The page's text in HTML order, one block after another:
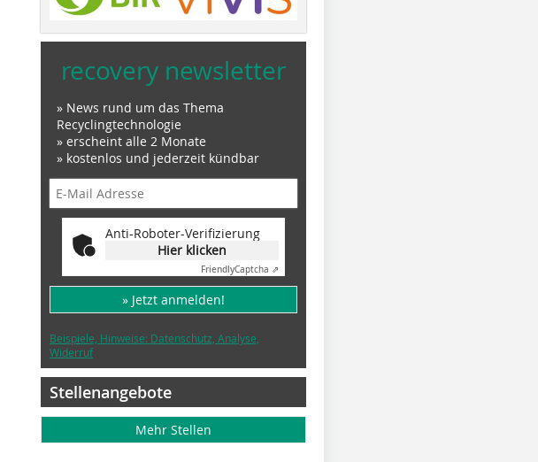
recovery newsletter
» News rund um das Thema
Recyclingtechnologie
» erscheint alle 2 Monate
» kostenlos und jederzeit kündbar
Anti-Roboter-Verifizierung
Hier klicken
FriendlyCaptcha ⇗
» Jetzt anmelden!
Beispiele, Hinweise: Datenschutz, Analyse,
Widerruf
Stellenangebote
Mehr Stellen